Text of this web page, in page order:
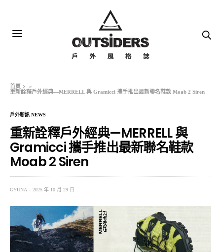
首頁
»
重新詮釋戶外經典—MERRELL 與 Gramicci 攜手推出最新聯名鞋款 Moab 2 Siren
戶外新訊 NEWS
重新詮釋戶外經典—MERRELL 與
Gramicci 攜手推出最新聯名鞋款
Moab 2 Siren
GYUNA 2025 年 10 月 29 日